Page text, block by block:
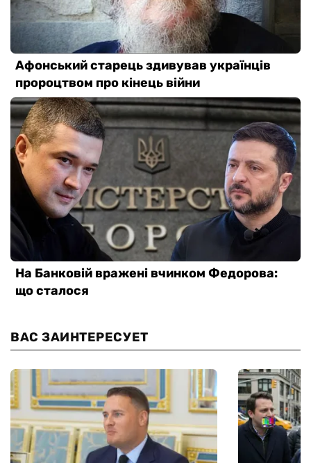
ВАС ЗАИНТЕРЕСУЕТ